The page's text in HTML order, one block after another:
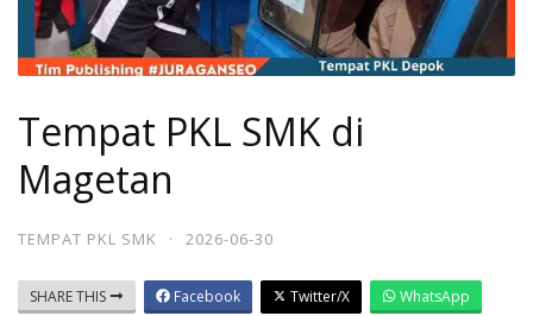
Tempat PKL SMK di
Magetan
TEMPAT PKL SMK · 2026-06-30
SHARE THIS Facebook Twitter/X
WhatsApp